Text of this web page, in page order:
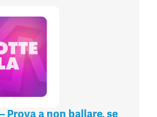
Prova a non ballare, se